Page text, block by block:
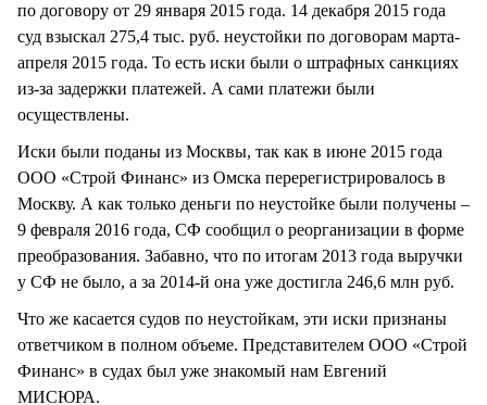
по договору от 29 января 2015 года. 14 декабря 2015 года
суд взыскал 275,4 тыс. руб. неустойки по договорам марта-
апреля 2015 года. То есть иски были о штрафных санкциях
из-за задержки платежей. А сами платежи были
осуществлены.
Иски были поданы из Москвы, так как в июне 2015 года
ООО «Строй Финанс» из Омска перерегистрировалось в
Москву. А как только деньги по неустойке были получены –
9 февраля 2016 года, СФ сообщил о реорганизации в форме
преобразования. Забавно, что по итогам 2013 года выручки
у СФ не было, а за 2014-й она уже достигла 246,6 млн руб.
Что же касается судов по неустойкам, эти иски признаны
ответчиком в полном объеме. Представителем ООО «Строй
Финанс» в судах был уже знакомый нам Евгений
МИСЮРА.